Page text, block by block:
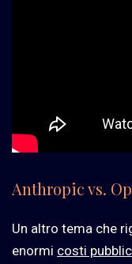
Anthropic vs.
Un altro tema che
enormi costi